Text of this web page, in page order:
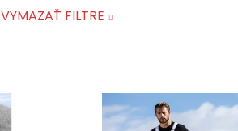
VYMAZAŤ FILTRE